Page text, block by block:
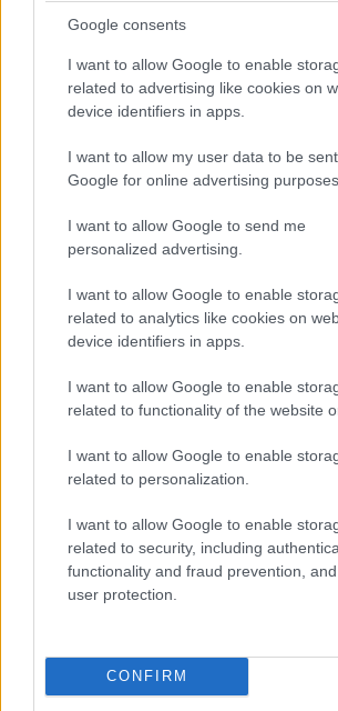
Google consents
I want to allow Google to enable
related to advertising like cookies on
device identifiers in apps.
I want to allow my user data to be
Google for online advertising purposes.
I want to allow Google to send me
personalized advertising.
I want to allow Google to enable
related to analytics like cookies on
device identifiers in apps.
I want to allow Google to enable
related to functionality of the website
I want to allow Google to enable
related to personalization.
I want to allow Google to enable
related to security, including
functionality and fraud prevention,
user protection.
CONFIRM